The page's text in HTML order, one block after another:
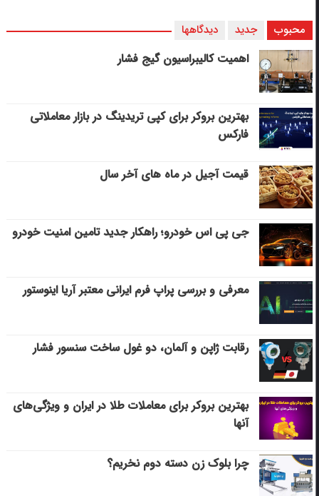
محبوب جدید دیدگاهها
اهمیت کالیبراسیون گیج فشار
بهترین بروکر برای کپی‌ تریدینگ در بازار معاملاتی
فارکس
قیمت آجیل در ماه های آخر سال
جی پی اس خودرو؛ راهکار جدید تامین امنیت خودرو
معرفی و بررسی پراپ فرم ایرانی معتبر آریا اینوستور
رقابت ژاپن و آلمان، دو غول ساخت سنسور فشار
بهترین بروکر برای معاملات طلا در ایران و ویژگی‌های
آنها
چرا بلوک زن دسته دوم نخریم؟